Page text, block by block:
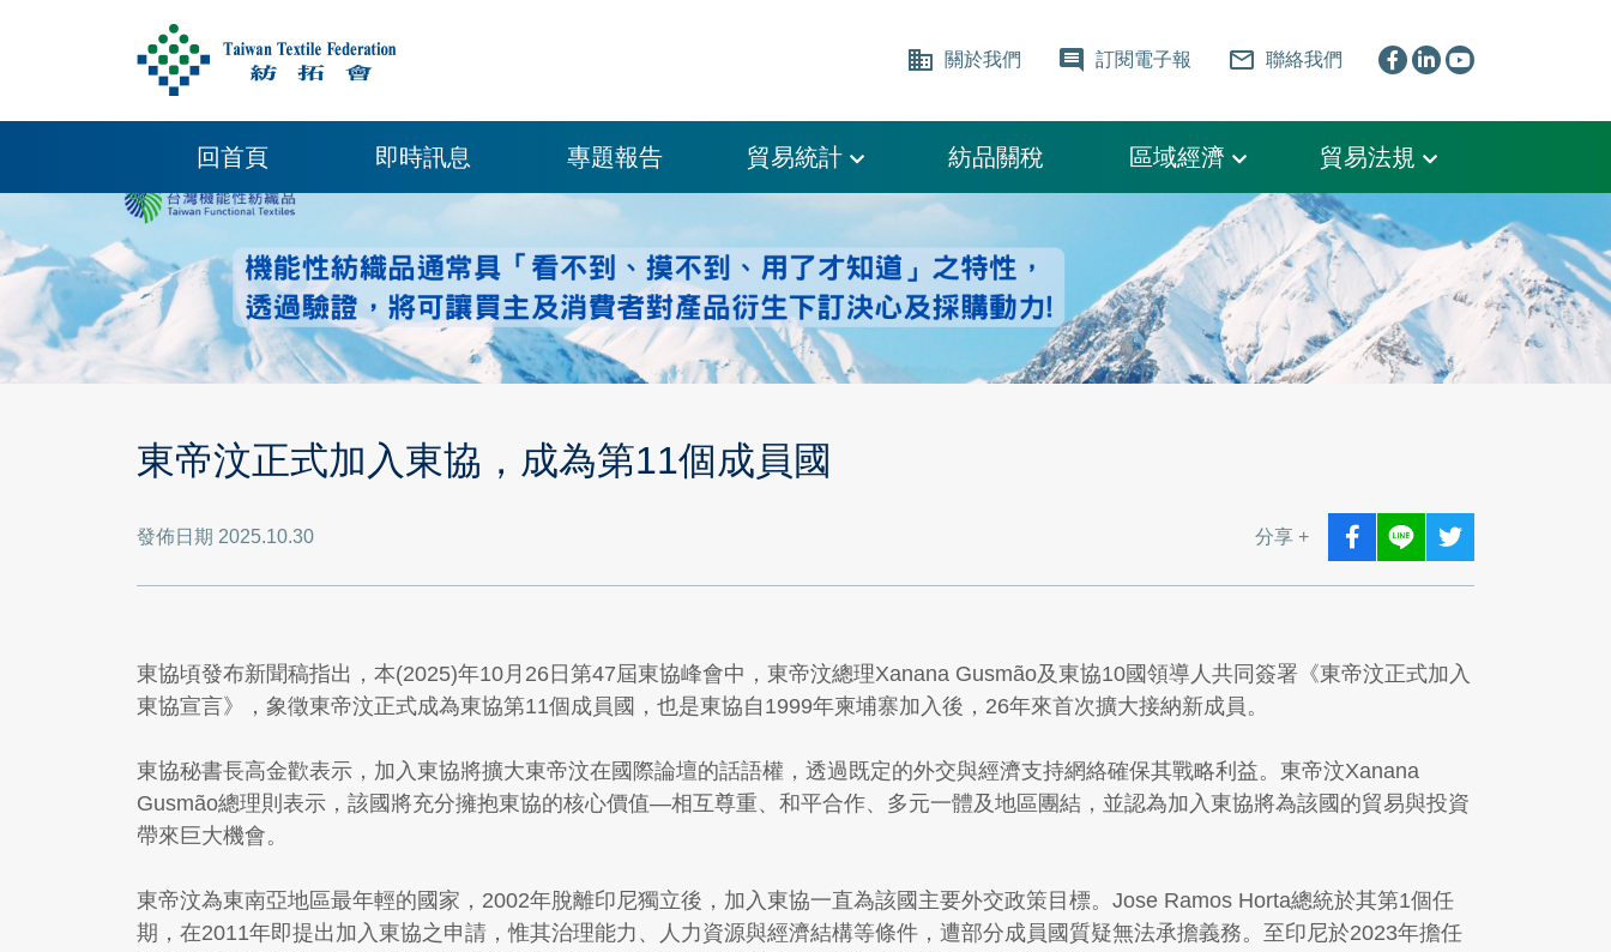
東帝汶正式加入東協，成為第11個成員國
發佈日期 2025.10.30 分享 +
東協頃發布新聞稿指出，本(2025)年10月26日第47屆東協峰會中，東帝汶總理Xanana Gusmão及東協10國領導人共同簽署《東帝汶正式加入
東協宣言》，象徵東帝汶正式成為東協第11個成員國，也是東協自1999年柬埔寨加入後，26年來首次擴大接納新成員。
東協秘書長高金歡表示，加入東協將擴大東帝汶在國際論壇的話語權，透過既定的外交與經濟支持網絡確保其戰略利益。東帝汶Xanana
Gusmão總理則表示，該國將充分擁抱東協的核心價值—相互尊重、和平合作、多元一體及地區團結，並認為加入東協將為該國的貿易與投資
帶來巨大機會。
東帝汶為東南亞地區最年輕的國家，2002年脫離印尼獨立後，加入東協一直為該國主要外交政策目標。Jose Ramos Horta總統於其第1個任
期，在2011年即提出加入東協之申請，惟其治理能力、人力資源與經濟結構等條件，遭部分成員國質疑無法承擔義務。至印尼於2023年擔任
business 關於我們 comment 訂閱電子報 mail_outline 聯絡我們
回首頁 即時訊息 專題報告 貿易統計 紡品關稅 區域經濟 貿易法規